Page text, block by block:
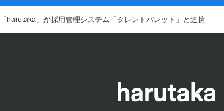
harutaka」が採用管理システム「タレントパレット」と連携